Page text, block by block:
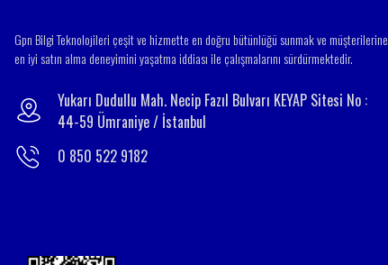
Gpn Bilgi Teknolojileri çeşit ve hizmette en doğru bütünlüğü sunmak ve müşterilerine
en iyi satın alma deneyimini yaşatma iddiası ile çalışmalarını sürdürmektedir.
Yukarı Dudullu Mah. Necip Fazıl Bulvarı KEYAP Sitesi No :
44-59 Ümraniye / İstanbul
0 850 522 9182